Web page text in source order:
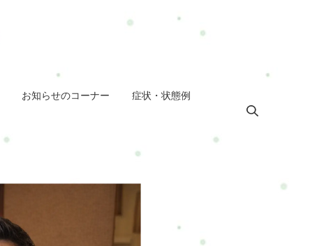
お知らせのコーナー 症状・状態例